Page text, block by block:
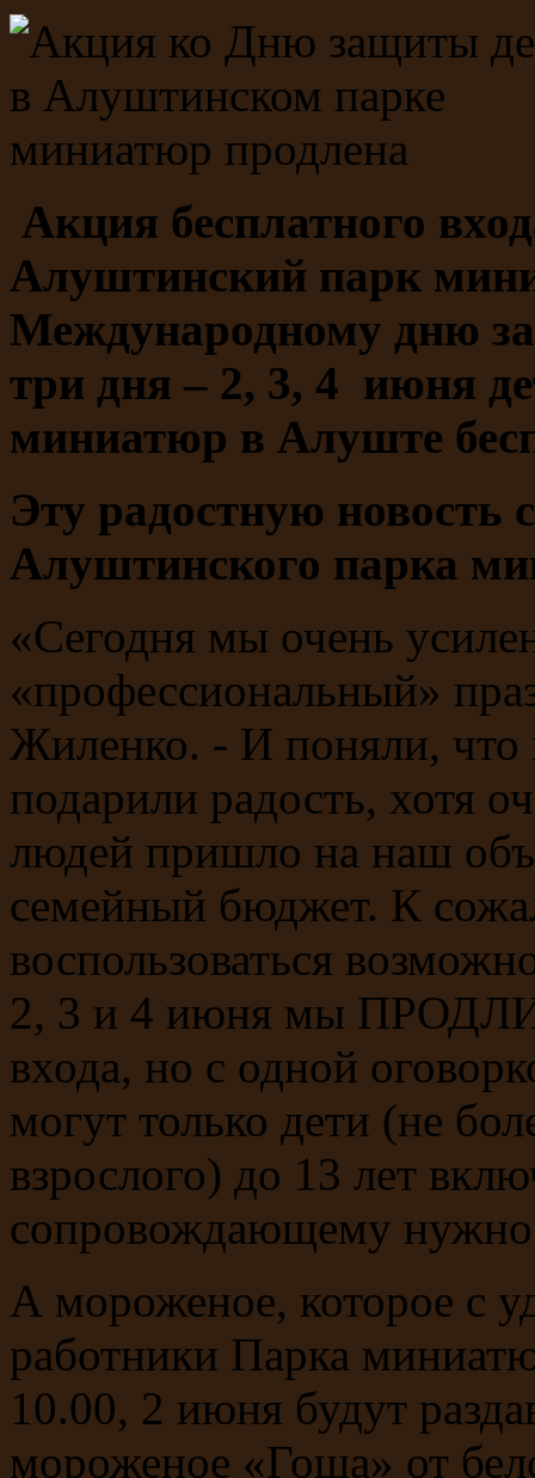
Акция бесплатного
Алуштинский парк
Международному дню
три дня – 2, 3, 4 июня
миниатюр в Алуште
Эту радостную новость
Алуштинского парка
«Сегодня мы очень
«профессиональный»
Жиленко. - И поняли, что
подарили радость, хотя
людей пришло на наш
семейный бюджет. К
воспользоваться
2, 3 и 4 июня мы
входа, но с одной
могут только дети (не
взрослого) до 13 лет
сопровождающему нужно
А мороженое, которое с
работники Парка
10.00, 2 июня будут
мороженое «Гоша» от